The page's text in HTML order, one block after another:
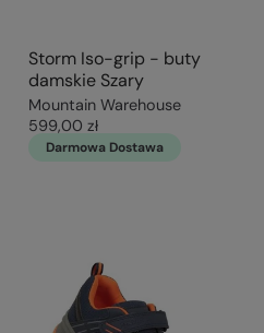
Storm Iso-grip - buty
damskie Szary
Mountain Warehouse
599,00 zł
Darmowa Dostawa